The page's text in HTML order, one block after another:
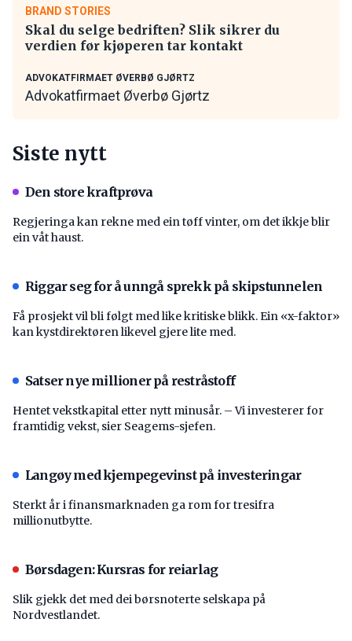
BRAND STORIES
Skal du selge bedriften? Slik sikrer du
verdien før kjøperen tar kontakt
ADVOKATFIRMAET ØVERBØ GJØRTZ
Advokatfirmaet Øverbø Gjørtz
Siste nytt
Den store kraftprøva
Regjeringa kan rekne med ein tøff vinter, om det ikkje blir
ein våt haust.
Riggar seg for å unngå sprekk på skipstunnelen
Få prosjekt vil bli følgt med like kritiske blikk. Ein «x-faktor»
kan kystdirektøren likevel gjere lite med.
Satser nye millioner på restråstoff
Hentet vekstkapital etter nytt minusår. – Vi investerer for
framtidig vekst, sier Seagems-sjefen.
Langøy med kjempegevinst på investeringar
Sterkt år i finansmarknaden ga rom for tresifra
millionutbytte.
Børsdagen: Kursras for reiarlag
Slik gjekk det med dei børsnoterte selskapa på
Nordvestlandet.